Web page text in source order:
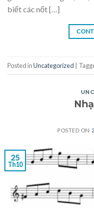
biết các nốt […]
Posted inUncategorized
POSTED ON
25
Th10